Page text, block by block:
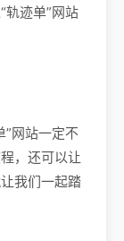
轨迹单”网站
”网站一定不
，还可以让
我们一起踏